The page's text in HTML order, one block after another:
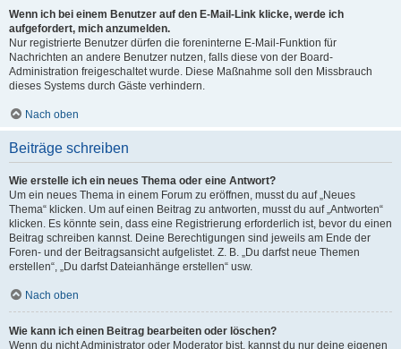
Wenn ich bei einem Benutzer auf den E-Mail-Link klicke, werde ich
aufgefordert, mich anzumelden.
Nur registrierte Benutzer dürfen die foreninterne E-Mail-Funktion für
Nachrichten an andere Benutzer nutzen, falls diese von der Board-
Administration freigeschaltet wurde. Diese Maßnahme soll den Missbrauch
dieses Systems durch Gäste verhindern.
Nach oben
Beiträge schreiben
Wie erstelle ich ein neues Thema oder eine Antwort?
Um ein neues Thema in einem Forum zu eröffnen, musst du auf „Neues
Thema“ klicken. Um auf einen Beitrag zu antworten, musst du auf „Antworten“
klicken. Es könnte sein, dass eine Registrierung erforderlich ist, bevor du einen
Beitrag schreiben kannst. Deine Berechtigungen sind jeweils am Ende der
Foren- und der Beitragsansicht aufgelistet. Z. B. „Du darfst neue Themen
erstellen“, „Du darfst Dateianhänge erstellen“ usw.
Nach oben
Wie kann ich einen Beitrag bearbeiten oder löschen?
Wenn du nicht Administrator oder Moderator bist, kannst du nur deine eigenen